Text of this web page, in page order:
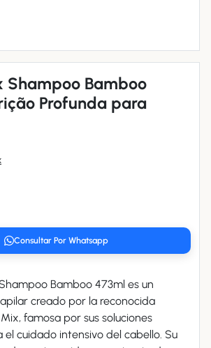
Shampoo Bamboo
Profunda para
Consultar Por Whatsapp
Bamboo 473ml es un
creado por la reconocida
famosa por sus soluciones
el cuidado intensivo del cabello. Su